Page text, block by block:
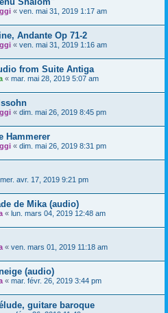
« ven. mai 31, 2019 1:17 am
Andante Op 71-2
« ven. mai 31, 2019 1:16 am
from Suite Antiga
« mar. mai 28, 2019 5:07 am
« dim. mai 26, 2019 8:45 pm
Hammerer
« dim. mai 26, 2019 8:31 pm
mer. avr. 17, 2019 9:21 pm
de Mika (audio)
« lun. mars 04, 2019 12:48 am
« ven. mars 01, 2019 11:18 am
(audio)
« mar. févr. 26, 2019 3:44 pm
guitare baroque